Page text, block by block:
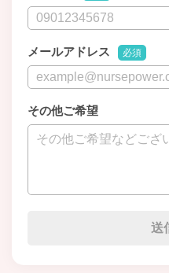
メールアドレス 必須
その他ご希望